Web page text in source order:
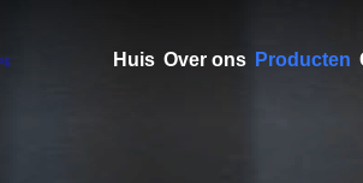
Huis Over ons Producten